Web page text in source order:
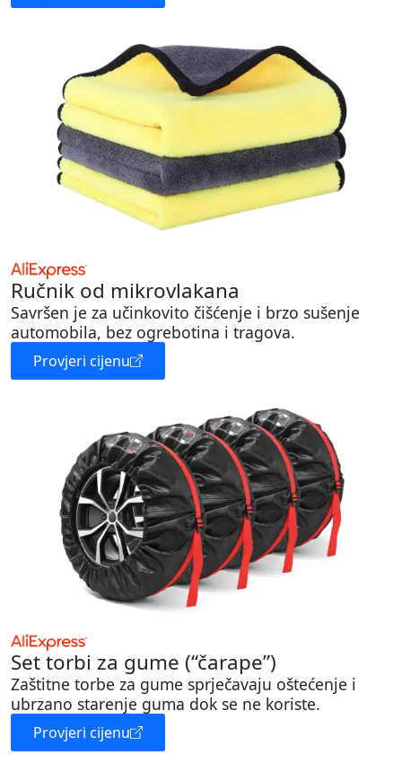
Ručnik od mikrovlakana
Savršen je za učinkovito čišćenje i brzo sušenje
automobila, bez ogrebotina i tragova.
Provjeri cijenu
Set torbi za gume (“čarape”)
Zaštitne torbe za gume sprječavaju oštećenje i
ubrzano starenje guma dok se ne koriste.
Provjeri cijenu